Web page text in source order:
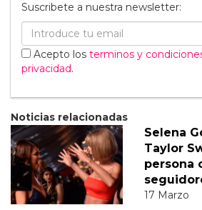
Suscribete a nuestra newsletter:
Acepto los terminos y
privacidad.
Noticias relacionadas
Selena
Taylor
persona
17 Marzo